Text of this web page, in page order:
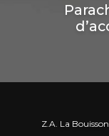
Z.A. La